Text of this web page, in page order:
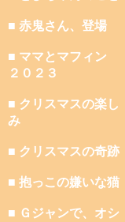
■ 赤鬼さん、登場
■ ママとマフィン
２０２３
■ クリスマスの楽し
み
■ クリスマスの奇跡
■ 抱っこの嫌いな猫
■ Ｇジャンで、オシ